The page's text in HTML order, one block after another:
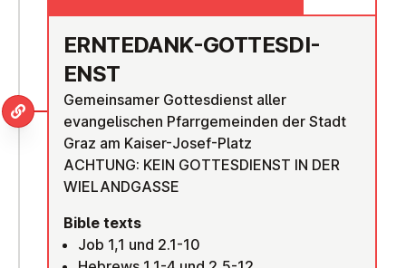
ERNTEDANK-GOTTES­DI­
ENST
Gemeinsamer Gottesdienst aller
evangelischen Pfarrgemeinden der Stadt
Graz am Kaiser-Josef-Platz
ACHTUNG: KEIN GOTTESDIENST IN DER
WIELANDGASSE
Bible texts
Job 1,1 und 2.1-10